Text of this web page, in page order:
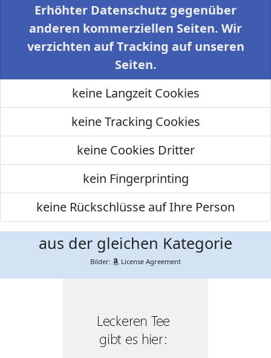
Erhöhter Datenschutz gegenüber
anderen kommerziellen Seiten. Wir
verzichten auf Tracking auf unseren
Seiten.
keine Langzeit Cookies
keine Tracking Cookies
keine Cookies Dritter
kein Fingerprinting
keine Rückschlüsse auf Ihre Person
aus der gleichen Kategorie
Bilder: License Agreement